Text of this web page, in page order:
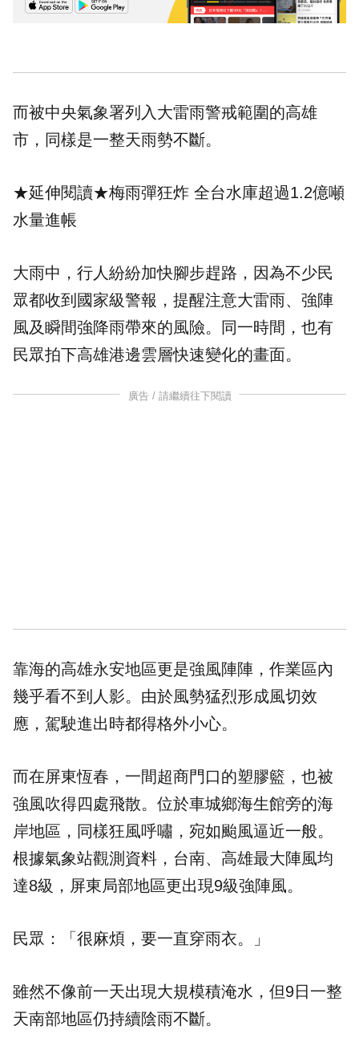
而被中央氣象署列入大雷雨警戒範圍的高雄
市，同樣是一整天雨勢不斷。
★延伸閱讀★梅雨彈狂炸 全台水庫超過1.2億噸
水量進帳
大雨中，行人紛紛加快腳步趕路，因為不少民
眾都收到國家級警報，提醒注意大雷雨、強陣
風及瞬間強降雨帶來的風險。同一時間，也有
民眾拍下高雄港邊雲層快速變化的畫面。
廣告 / 請繼續往下閱讀
靠海的高雄永安地區更是強風陣陣，作業區內
幾乎看不到人影。由於風勢猛烈形成風切效
應，駕駛進出時都得格外小心。
而在屏東恆春，一間超商門口的塑膠籃，也被
強風吹得四處飛散。位於車城鄉海生館旁的海
岸地區，同樣狂風呼嘯，宛如颱風逼近一般。
根據氣象站觀測資料，台南、高雄最大陣風均
達8級，屏東局部地區更出現9級強陣風。
民眾：「很麻煩，要一直穿雨衣。」
雖然不像前一天出現大規模積淹水，但9日一整
天南部地區仍持續陰雨不斷。